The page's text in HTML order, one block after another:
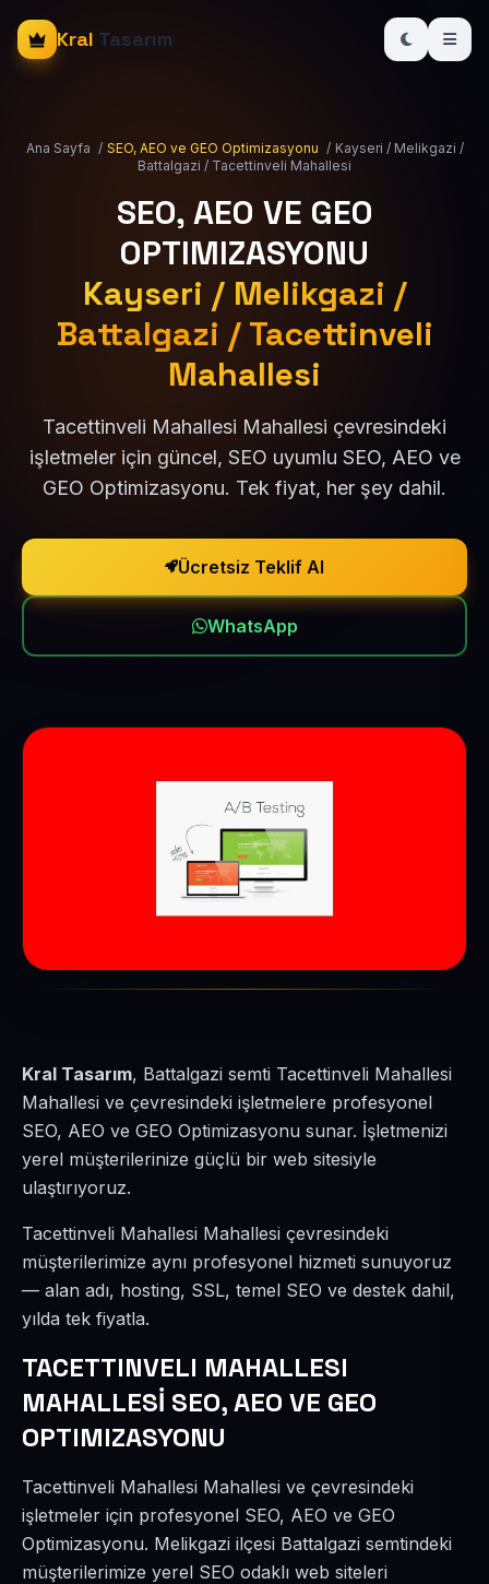
Kral Tasarım
Ana Sayfa / SEO, AEO ve GEO Optimizasyonu / Kayseri / Melikgazi /
Battalgazi / Tacettinveli Mahallesi
SEO, AEO VE GEO
OPTIMIZASYONU
Kayseri / Melikgazi /
Battalgazi / Tacettinveli
Mahallesi
Tacettinveli Mahallesi Mahallesi çevresindeki
işletmeler için güncel, SEO uyumlu SEO, AEO ve
GEO Optimizasyonu. Tek fiyat, her şey dahil.
Ücretsiz Teklif Al
WhatsApp
Kral Tasarım, Battalgazi semti Tacettinveli Mahallesi
Mahallesi ve çevresindeki işletmelere profesyonel
SEO, AEO ve GEO Optimizasyonu sunar. İşletmenizi
yerel müşterilerinize güçlü bir web sitesiyle
ulaştırıyoruz.
Tacettinveli Mahallesi Mahallesi çevresindeki
müşterilerimize aynı profesyonel hizmeti sunuyoruz
— alan adı, hosting, SSL, temel SEO ve destek dahil,
yılda tek fiyatla.
TACETTINVELI MAHALLESI
MAHALLESİ SEO, AEO VE GEO
OPTIMIZASYONU
Tacettinveli Mahallesi Mahallesi ve çevresindeki
işletmeler için profesyonel SEO, AEO ve GEO
Optimizasyonu. Melikgazi ilçesi Battalgazi semtindeki
müşterilerimize yerel SEO odaklı web siteleri